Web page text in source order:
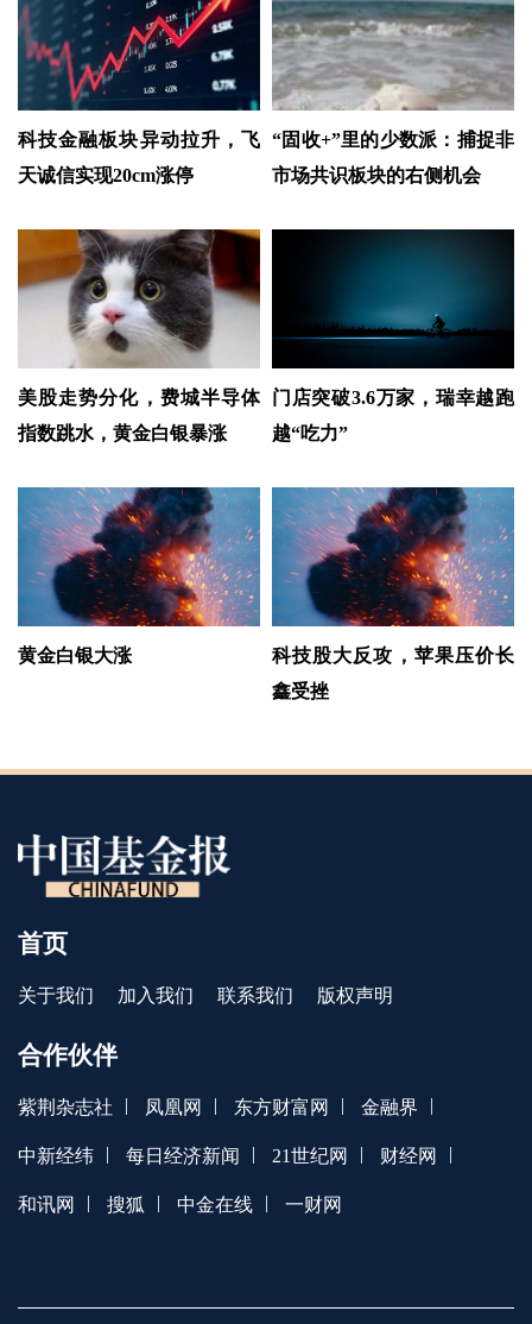
科技金融板块异动拉升，飞
天诚信实现20cm涨停
“固收+”里的少数派：捕捉非
市场共识板块的右侧机会
美股走势分化，费城半导体
指数跳水，黄金白银暴涨
门店突破3.6万家，瑞幸越跑
越“吃力”
黄金白银大涨
科技股大反攻，苹果压价长
鑫受挫
首页
关于我们 加入我们 联系我们 版权声明
合作伙伴
紫荆杂志社 | 凤凰网 | 东方财富网 | 金融界 |
中新经纬 | 每日经济新闻 | 21世纪网 | 财经网 |
和讯网 | 搜狐 | 中金在线 | 一财网